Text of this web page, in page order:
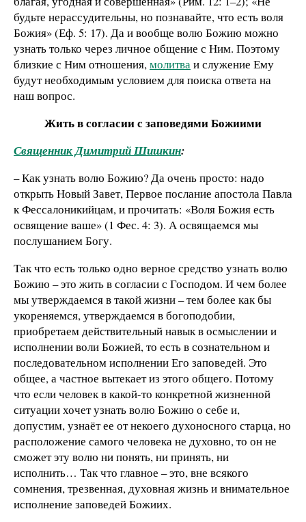
будьте нерассудительны, но познавайте, что есть воля
Божия» (Еф. 5: 17). Да и вообще волю Божию можно
узнать только через личное общение с Ним. Поэтому
близкие с Ним отношения,молитваи служение Ему
будут необходимым условием для поиска ответа на
наш вопрос.
Жить в согласии с заповедями Божиими
Священник Димитрий Шишкин:
– Как узнать волю Божию? Да очень просто: надо
открыть Новый Завет, Первое послание апостола Павла
к Фессалоникийцам, и прочитать: «Воля Божия есть
освящение ваше» (1 Фес. 4: 3). А освящаемся мы
послушанием Богу.
Так что есть только одно верное средство узнать волю
Божию – это жить в согласии с Господом. И чем более
мы утверждаемся в такой жизни – тем более как бы
укореняемся, утверждаемся в богоподобии,
приобретаем действительный навык в осмыслении и
исполнении воли Божией, то есть в сознательном и
последовательном исполнении Его заповедей. Это
общее, а частное вытекает из этого общего. Потому
что если человек в какой-то конкретной жизненной
ситуации хочет узнать волю Божию о себе и,
допустим, узнаёт ее от некоего духоносного старца, но
расположение самого человека не духовно, то он не
сможет эту волю ни понять, ни принять, ни
исполнить… Так что главное – это, вне всякого
сомнения, трезвенная, духовная жизнь и внимательное
исполнение заповедей Божиих.